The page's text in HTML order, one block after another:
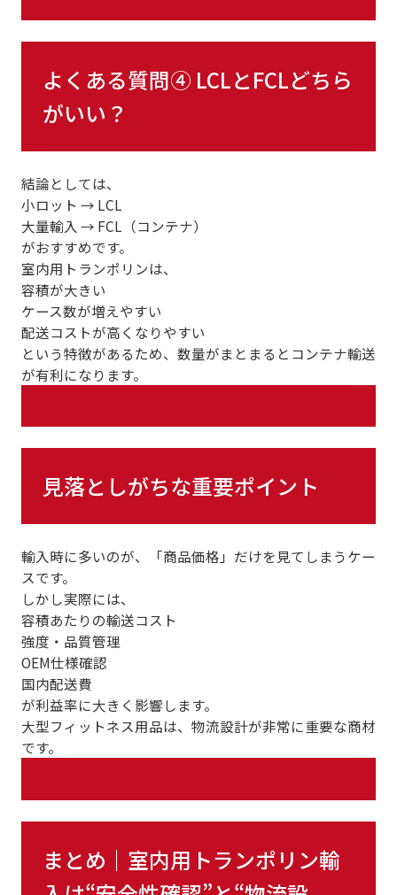
よくある質問④ LCLとFCLどちら
がいい？
結論としては、
小ロット → LCL
大量輸入 → FCL（コンテナ）
がおすすめです。
室内用トランポリンは、
容積が大きい
ケース数が増えやすい
配送コストが高くなりやすい
という特徴があるため、数量がまとまるとコンテナ輸送
が有利になります。
見落としがちな重要ポイント
輸入時に多いのが、「商品価格」だけを見てしまうケー
スです。
しかし実際には、
容積あたりの輸送コスト
強度・品質管理
OEM仕様確認
国内配送費
が利益率に大きく影響します。
大型フィットネス用品は、物流設計が非常に重要な商材
です。
まとめ｜室内用トランポリン輸